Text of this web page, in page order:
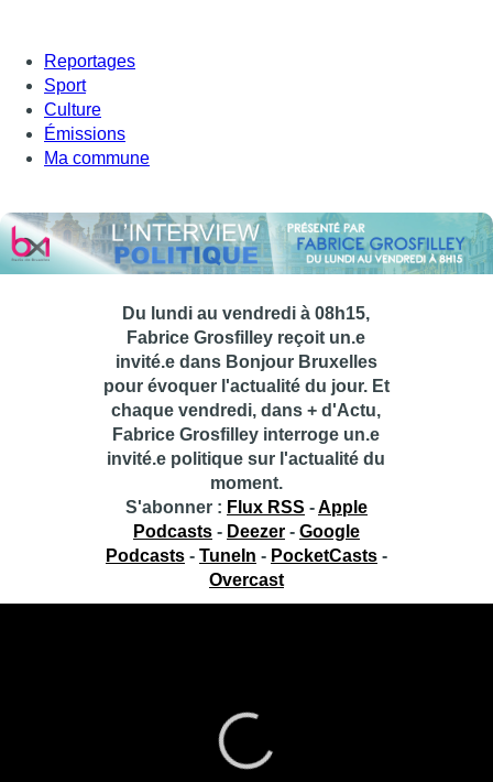
Reportages
Sport
Culture
Émissions
Ma commune
Du lundi au vendredi à 08h15,
Fabrice Grosfilley reçoit un.e
invité.e dans Bonjour Bruxelles
pour évoquer l'actualité du jour. Et
chaque vendredi, dans + d'Actu,
Fabrice Grosfilley interroge un.e
invité.e politique sur l'actualité du
moment.
S'abonner : Flux RSS -Apple
Podcasts- Deezer- Google
Podcasts- TuneIn - PocketCasts-
Overcast
Céline Fremault, députée bruxelloise CDH est l’invitée